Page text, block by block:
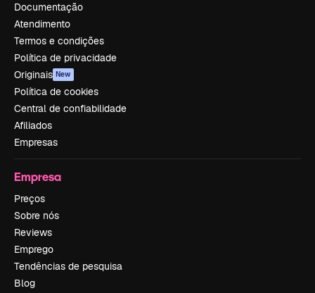
Documentação
Atendimento
Termos e condições
Política de privacidade
Originais New
Política de cookies
Central de confiabilidade
Afiliados
Empresas
Empresa
Preços
Sobre nós
Reviews
Emprego
Tendências de pesquisa
Blog